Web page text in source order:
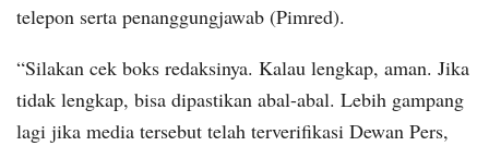
telepon serta penanggungjawab (Pimred).
“Silakan cek boks redaksinya. Kalau lengkap, aman. Jika
tidak lengkap, bisa dipastikan abal-abal. Lebih gampang
lagi jika media tersebut telah terverifikasi Dewan Pers,